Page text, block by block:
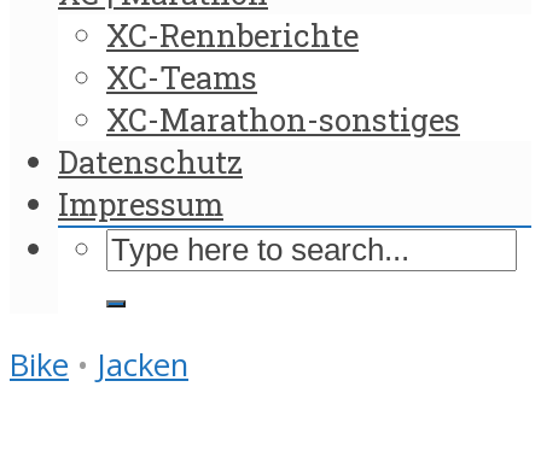
XC-Rennberichte
XC-Teams
XC-Marathon-sonstiges
Datenschutz
Impressum
Bike • Jacken